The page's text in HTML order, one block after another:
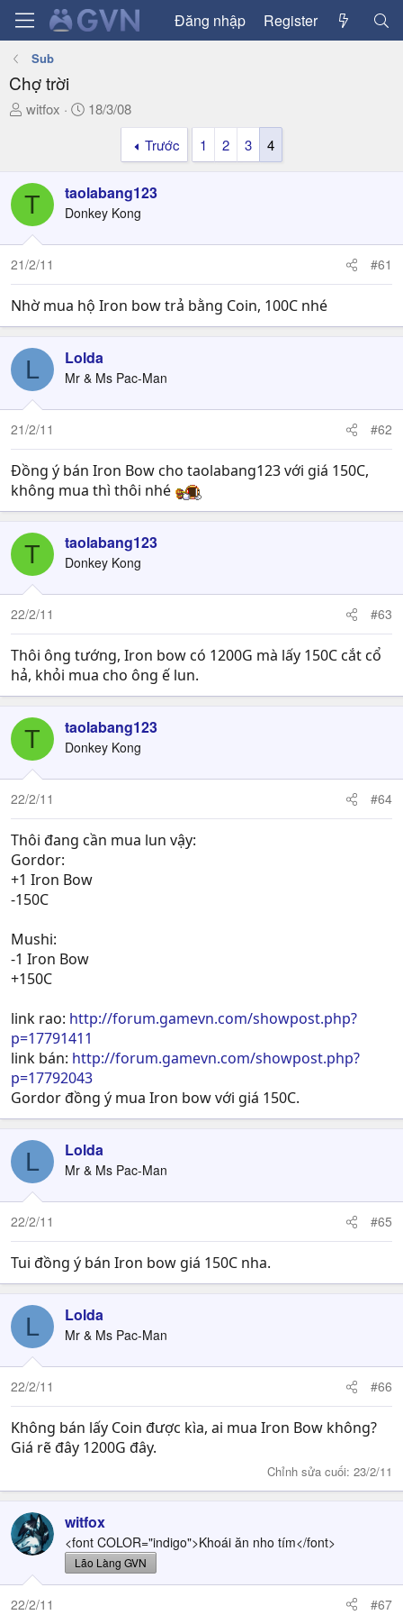
Đăng nhập Register
Sub
Chợ trời
T
a
d
s
t
a
e
witfox
N
g
ử
i
18/3/08
Trước
1 2 3 4
T taolabang123
Donkey Kong
21/2/11 #61
Nhờ mua hộ Iron bow trả bằng Coin, 100C nhé
L Lolda
Mr & Ms Pac-Man
21/2/11 #62
Đồng ý bán Iron Bow cho taolabang123 với giá 150C,
không mua thì thôi nhé
T taolabang123
Donkey Kong
22/2/11 #63
Thôi ông tướng, Iron bow có 1200G mà lấy 150C cắt cổ
hả, khỏi mua cho ông ế lun.
T taolabang123
Donkey Kong
22/2/11 #64
Thôi đang cần mua lun vậy:
Gordor:
+1 Iron Bow
-150C
Mushi:
-1 Iron Bow
+150C
link rao: http://forum.gamevn.com/showpost.php?
p=17791411
link bán: http://forum.gamevn.com/showpost.php?
p=17792043
Gordor đồng ý mua Iron bow với giá 150C.
L Lolda
Mr & Ms Pac-Man
22/2/11 #65
Tui đồng ý bán Iron bow giá 150C nha.
L Lolda
Mr & Ms Pac-Man
22/2/11 #66
Không bán lấy Coin được kìa, ai mua Iron Bow không?
Giá rẽ đây 1200G đây.
Chỉnh sửa cuối: 23/2/11
witfox
<font COLOR="indigo">Khoái ăn nho tím</font>
Lão Làng GVN
22/2/11 #67